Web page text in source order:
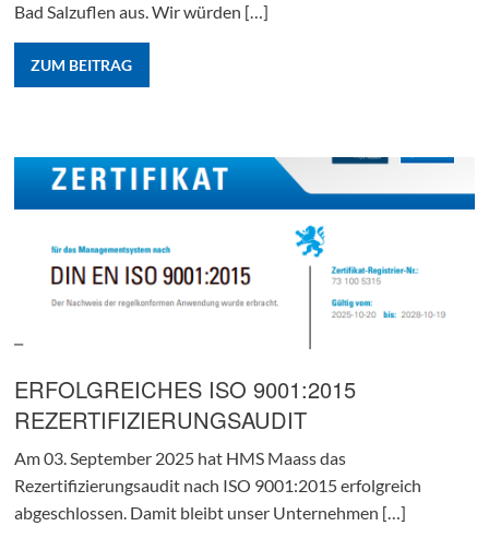
Bad Salzuflen aus. Wir würden […]
ZUM BEITRAG
ERFOLGREICHES ISO 9001:2015
REZERTIFIZIERUNGSAUDIT
Am 03. September 2025 hat HMS Maass das
Rezertifizierungsaudit nach ISO 9001:2015 erfolgreich
abgeschlossen. Damit bleibt unser Unternehmen […]